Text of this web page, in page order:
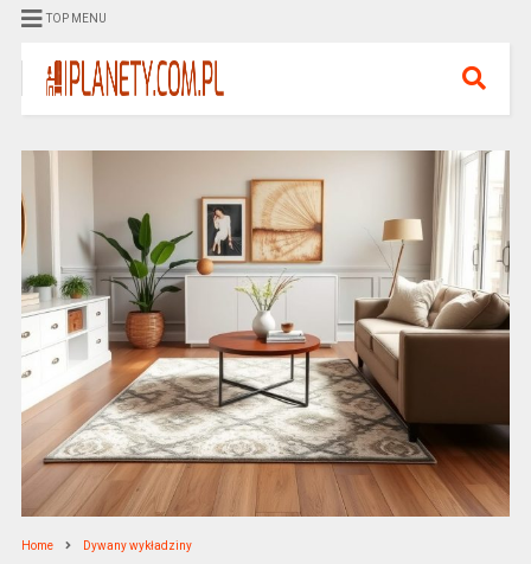
TOP MENU
Home Dywany wykładziny